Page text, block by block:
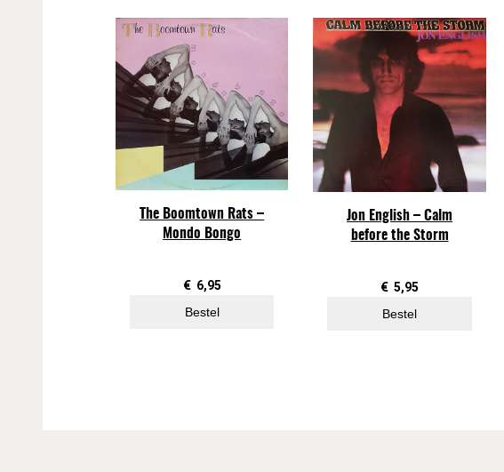
The Boomtown Rats –
Mondo Bongo
€ 6,95
Bestel
Jon English – Calm
before the Storm
€ 5,95
Bestel